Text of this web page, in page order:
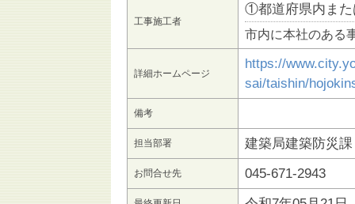
工事施工者
①都道府県内また
市内に本社のある
詳細ホームページ
https://
sai/taishin/
備考
担当部署 建築局建築防災課
お問合せ先 045-671-2943